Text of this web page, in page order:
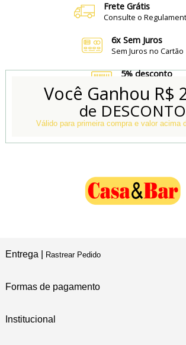
Frete Grátis
Consulte o
6x Sem Juros
Sem Juros no Cartão
5% desconto
no Boleto e Pix
Conheça também
Nossa Loja Física
Você Ganhou R$
de DESCONTO
Válido para primeira compra e valor acima
Entrega | Rastrear Pedido
Formas de pagamento
Institucional